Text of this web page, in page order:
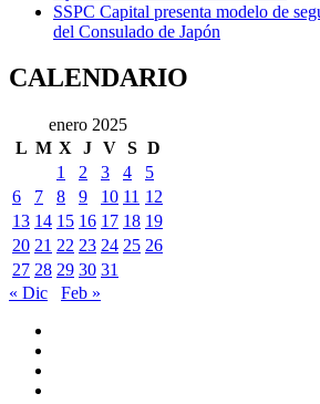
SSPC Capital presenta modelo de
del Consulado de Japón
CALENDARIO
enero 2025
L M X J V S D
1
2 3 4
5
6
7 8 9 10 11 12
13 14 15 16 17 18 19
20 21 22 23 24 25 26
27 28 29 30 31
« Dic
Feb »